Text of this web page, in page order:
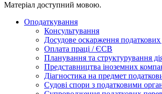
Матеріал доступний мовою.
Оподаткування
Консультування
Досудове оскарження податкових
Оплата праці / ЄСВ
Планування та структурування
Представництва іноземних
Діагностика на предмет
Судові спори з податковими